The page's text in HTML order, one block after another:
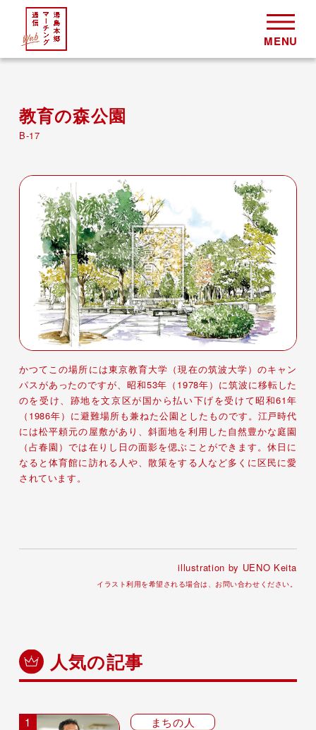
教育の森公園
B-17
かつてこの場所には東京教育大学（現在の筑波大学）のキャン
パスがあったのですが、昭和53年（1978年）に筑波に移転した
のを受け、跡地を文京区が国から払い下げを受けて昭和61年
（1986年）に避難場所も兼ねた公園としたものです。江戸時代
には松平頼元の屋敷があり、斜面地を利用した自然豊かな庭園
（占春園）では在りし日の面影を偲ぶことができます。休日に
なると体育館に訪れる人や、散策をする人など多くに区民に愛
されています。
illustration by UENO Keita
イラスト利用を希望される場合は、お問い合わせください。
人気の記事
まちの人